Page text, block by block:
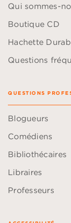
Qui sommes-
Boutique CD
Hachette
Questions
QUESTIONS
Blogueurs
Comédiens
Bibliothécaires
Libraires
Professeurs